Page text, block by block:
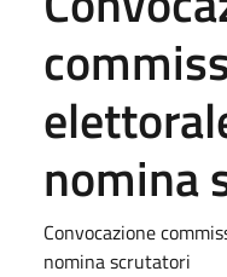
nomina
Convocazione
nomina scrutatori